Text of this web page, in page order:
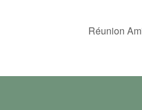
Réunion